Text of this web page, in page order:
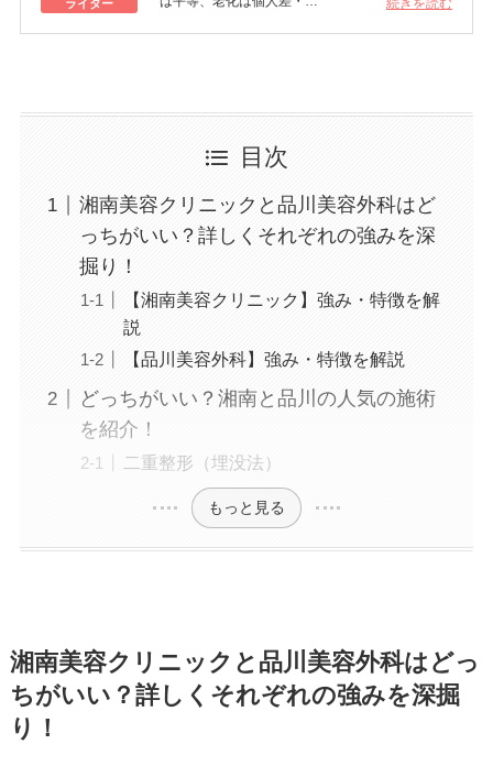
ライター
タ注射、いぼ除去、医療脱毛など
続きを読む
目次
湘南美容クリニックと品川美容外科はど
っちがいい？詳しくそれぞれの強みを深
掘り！
【湘南美容クリニック】強み・特徴を解
説
【品川美容外科】強み・特徴を解説
どっちがいい？湘南と品川の人気の施術
を紹介！
二重整形（埋没法）
もっと見る
湘南美容クリニックと品川美容外科はどっ
ちがいい？詳しくそれぞれの強みを深掘
り！